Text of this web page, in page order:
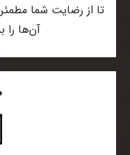
تا از رضایت شما
آن‌ها را